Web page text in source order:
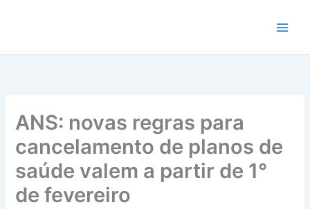
conteúdo
ANS: novas regras para
cancelamento de planos de
saúde valem a partir de 1°
de fevereiro